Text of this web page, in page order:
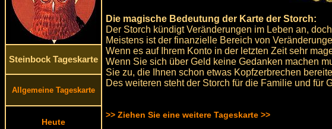
Steinbock Tageskarte
Allgemeine Tageskarte
Heute
Die magische Bedeutung der Karte der Storch:
Der Storch kündigt Veränderungen im Leben an,
Meistens ist der finanzielle Bereich von
Wenn es auf Ihrem Konto in der letzten Zeit sehr
Wenn Sie sich über Geld keine Gedanken machen
Sie zu, die Ihnen schon etwas Kopfzerbrechen
Des weiteren steht der Storch für die Familie und für
>> Ziehen Sie eine weitere Tageskarte >>